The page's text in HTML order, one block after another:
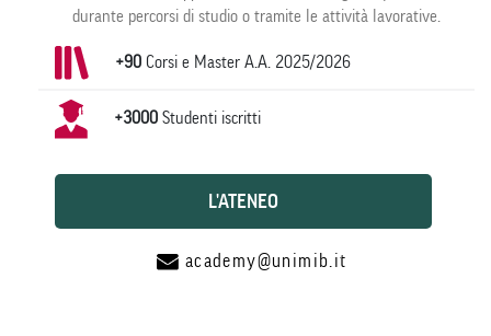
durante percorsi di studio o tramite le attività lavorative.
+90 Corsi e Master A.A. 2025/2026
+3000 Studenti iscritti
L'ATENEO
academy@unimib.it